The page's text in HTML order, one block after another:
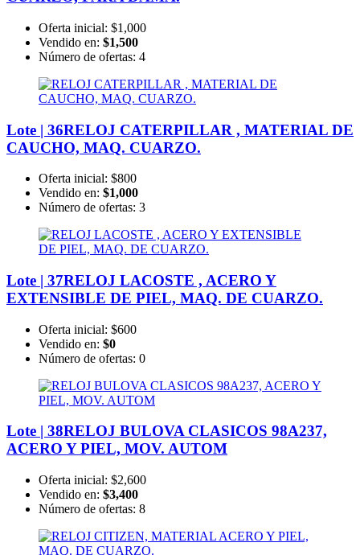
Oferta inicial: $1,000
Vendido en: $1,500
Número de ofertas: 4
Lote | 36RELOJ CATERPILLAR , MATERIAL DE
CAUCHO, MAQ. CUARZO.
Oferta inicial: $800
Vendido en: $1,000
Número de ofertas: 3
Lote | 37RELOJ LACOSTE , ACERO Y
EXTENSIBLE DE PIEL, MAQ. DE CUARZO.
Oferta inicial: $600
Vendido en: $0
Número de ofertas: 0
Lote | 38RELOJ BULOVA CLASICOS 98A237,
ACERO Y PIEL, MOV. AUTOM
Oferta inicial: $2,600
Vendido en: $3,400
Número de ofertas: 8